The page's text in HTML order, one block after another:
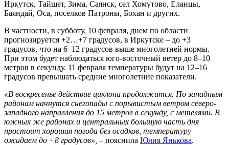
Иркутск, Тайшет, Зима, Саянск, сел Хомутово, Еланцы,
Баяндай, Оса, поселков Патроны, Бохан и других.
В частности, в субботу, 10 февраля, днем по области
прогнозируется +2…+7 градусов, в Иркутске – до +3
градусов, что на 6–12 градусов выше многолетней нормы.
При этом будет наблюдаться юго-восточный ветер до 8–10
метров в секунду. 11 февраля температуры будут на 12–16
градусов превышать средние многолетние показатели.
«В воскресенье действие циклона продолжится. По западным
районам начнутся снегопады с порывистым ветром северо-
западного направления до 15 метров в секунду, с метелями. В
южных же районах и центральных большую часть дня
простоит хорошая погода без осадков, температуру
ожидаем до +8 градусов», – пояснила Юлия Янькова.